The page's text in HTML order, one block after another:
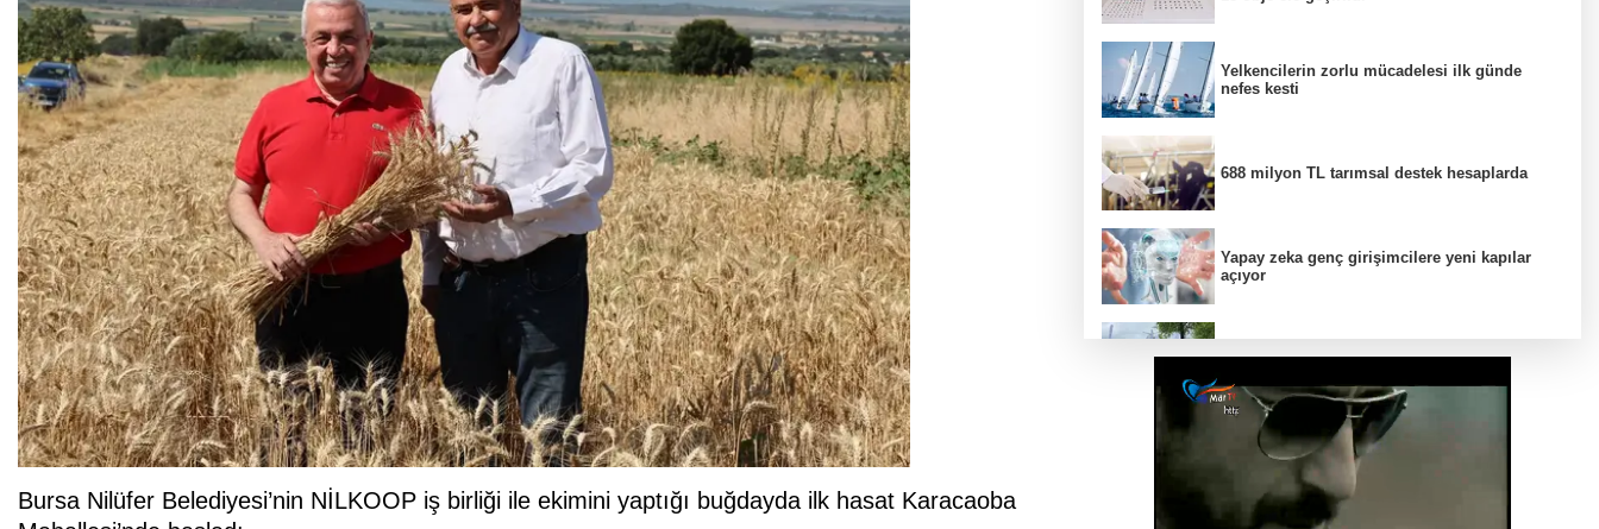
Bursa Nilüfer Belediyesi’nin NİLKOOP iş birliği ile ekimini yaptığı buğdayda ilk hasat Karacaoba
Yelkencilerin zorlu mücadelesi ilk günde
nefes kesti
688 milyon TL tarımsal destek hesaplarda
Yapay zeka genç girişimcilere yeni kapılar
açıyor
Gebze’nin geleceği için Başkent'te güçlü
temaslar